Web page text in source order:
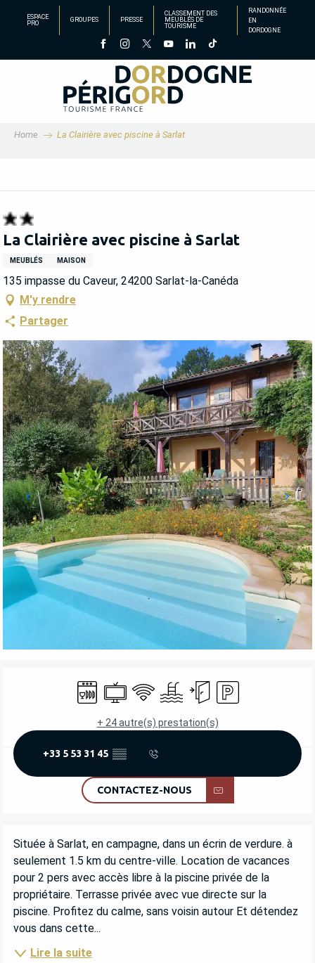
principal
ESPACE
PRO
GROUPES PRESSE
CLASSEMENT DES
MEUBLÉS DE
TOURISME
RANDONNÉE
EN
DORDOGNE
Home La Clairière avec piscine à Sarlat
La Clairière avec piscine à Sarlat
MEUBLÉS MAISON
135 impasse du Caveur, 24200 Sarlat-la-Canéda
M'y rendre
Partager
OUVERTURE ET COORDONNÉES
Lave vaisselle
Télévision
WiFi PiscineEntrée indépendante
Parking
+ 24 autre(s) prestation(s)
+33 5 53 31 45 ▒▒
CONTACTEZ-NOUS
DESCRIPTION
Située à Sarlat, en campagne, dans un écrin de verdure. à
seulement 1.5 km du centre-ville. Location de vacances
pour 2 pers avec accès libre à la piscine privée de la
propriétaire. Terrasse privée avec vue directe sur la
piscine. Profitez du calme, sans voisin autour Et détendez
vous dans cette...
Lire la suite